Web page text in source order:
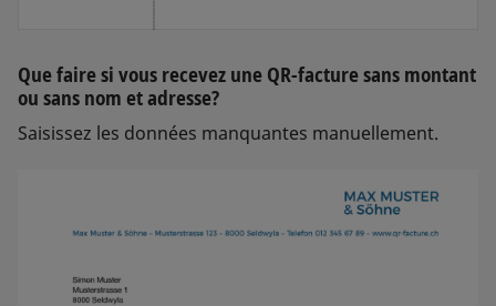
Que faire si vous recevez une QR-facture sans montant
ou sans nom et adresse?
Saisissez les données manquantes manuellement.